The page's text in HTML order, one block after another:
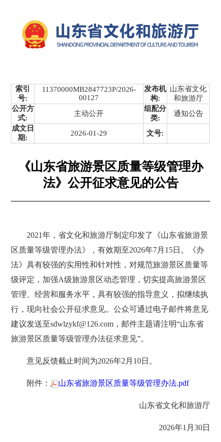
索引
号:
11370000MB2847723P/2026-
00127
发布机
构:
山东省文化
和旅游厅
公开方
式:
主动公开
组配分
类:
通知公告
成文日
期:
2026-01-29 文号:
《山东省旅游景区质量等级管理办
法》公开征求意见的公告
2021年，省文化和旅游厅制定印发了《山东省旅游景
区质量等级管理办法》，有效期至2026年7月15日。《办
法》具有较强的实用性和针对性，对规范旅游景区质量等
级评定，加强A级旅游景区动态管理，切实提高旅游景区
管理、经营和服务水平，具有较强的指导意义，拟继续执
行，现向社会公开征求意见。公众可通过电子邮件将意见
建议发送至sdwlzykf@126.com，邮件主题请注明“山东省
旅游景区质量等级管理办法征求意见”。
意见反馈截止时间为2026年2月10日。
附件： 山东省旅游景区质量等级管理办法.pdf
山东省文化和旅游厅
2026年1月30日